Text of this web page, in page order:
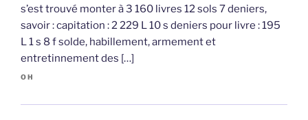
s’est trouvé monter à 3 160 livres 12 sols 7 deniers,
savoir : capitation : 2 229 L 10 s deniers pour livre : 195
L 1 s 8 f solde, habillement, armement et
entretinnement des […]
OH